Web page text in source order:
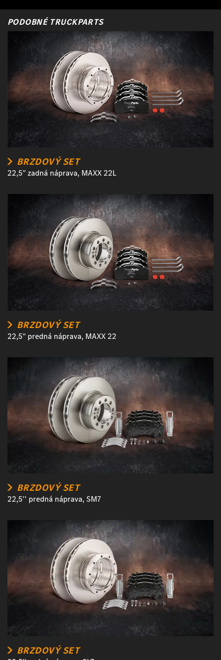
PODOBNÉ TRUCKPARTS
BRZDOVÝ SET
22,5" zadná náprava, MAXX 22L
BRZDOVÝ SET
22,5" predná náprava, MAXX 22
BRZDOVÝ SET
22,5'' predná náprava, SM7
BRZDOVÝ SET